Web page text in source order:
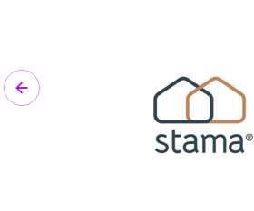
Previous